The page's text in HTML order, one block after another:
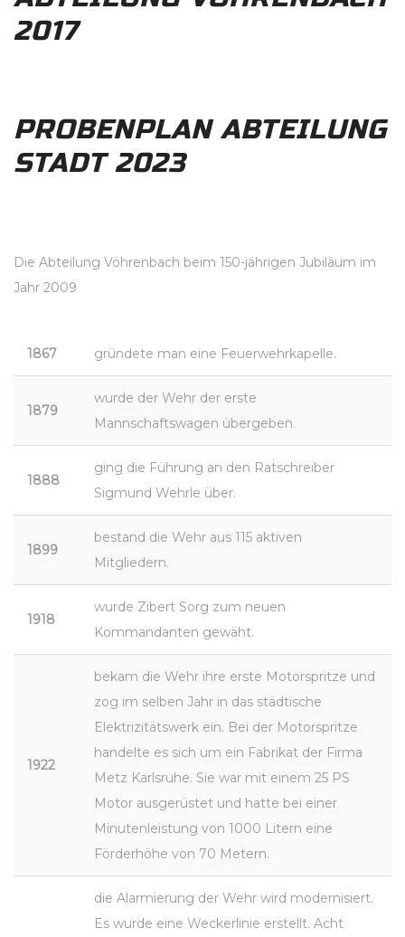
2017
PROBENPLAN ABTEILUNG
STADT 2023
Die Abteilung Vöhrenbach beim 150-jährigen Jubiläum im
Jahr 2009
1867 gründete man eine Feuerwehrkapelle.
1879
wurde der Wehr der erste
Mannschaftswagen übergeben.
1888
ging die Führung an den Ratschreiber
Sigmund Wehrle über.
1899
bestand die Wehr aus 115 aktiven
Mitgliedern.
1918
wurde Zibert Sorg zum neuen
Kommandanten gewäht.
1922
bekam die Wehr ihre erste Motorspritze und
zog im selben Jahr in das städtische
Elektrizitätswerk ein. Bei der Motorspritze
handelte es sich um ein Fabrikat der Firma
Metz Karlsruhe. Sie war mit einem 25 PS
Motor ausgerüstet und hatte bei einer
Minutenleistung von 1000 Litern eine
Förderhöhe von 70 Metern.
die Alarmierung der Wehr wird modernisiert.
Es wurde eine Weckerlinie erstellt. Acht